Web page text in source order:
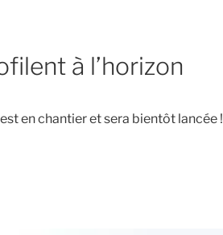
à l’horizon
en chantier et sera bientôt lancée !